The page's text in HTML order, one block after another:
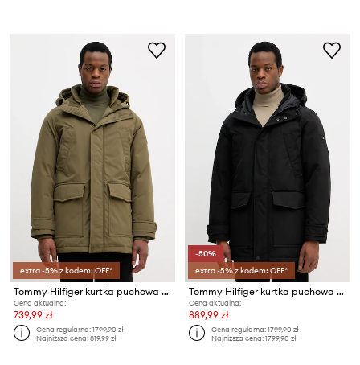
extra -5% z kodem: OFF*
Tommy Hilfiger kurtka puchowa męska
Cena aktualna:
739,99 zł
Cena regularna:1799,90 zł
Najniższa cena:819,99 zł
-50%
extra -5% z kodem: OFF*
Tommy Hilfiger kurtka puchowa męska
Cena aktualna:
889,99 zł
Cena regularna:1799,90 zł
Najniższa cena:1799,90 zł